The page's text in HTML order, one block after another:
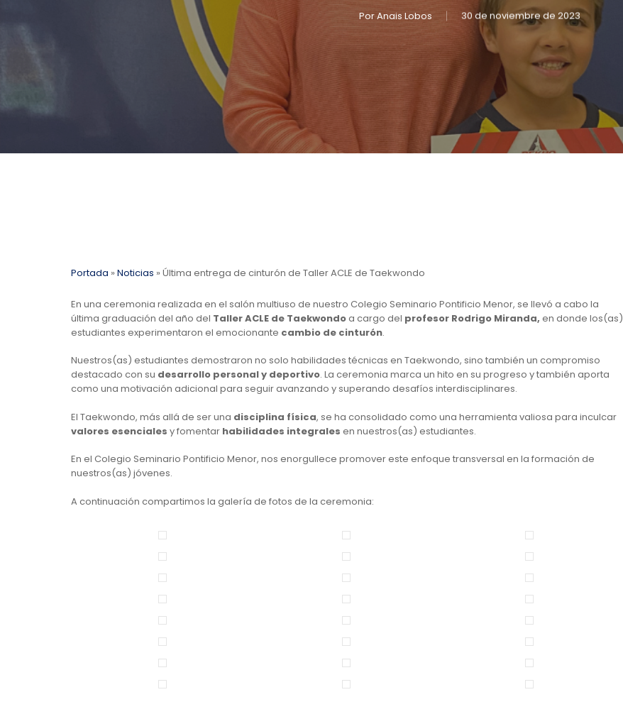
PorAnais Lobos 30 de noviembre de 2023
Portada » Noticias » Última entrega de cinturón de Taller ACLE de Taekwondo
En una ceremonia realizada en el salón multiuso de nuestro Colegio Seminario Pontificio Menor, se llevó a cabo la
última graduación del año del Taller ACLE de Taekwondoa cargo del profesor Rodrigo Miranda, en donde los(as)
estudiantes experimentaron el emocionante cambio de cinturón.
Nuestros(as) estudiantes demostraron no solo habilidades técnicas en Taekwondo, sino también un compromiso
destacado con su desarrollo personal y deportivo. La ceremonia marca un hito en su progreso y también aporta
como una motivación adicional para seguir avanzando y superando desafíos interdisciplinares.
El Taekwondo, más allá de ser una disciplina física, se ha consolidado como una herramienta valiosa para inculcar
valores esenciales y fomentar habilidades integrales en nuestros(as) estudiantes.
En el Colegio Seminario Pontificio Menor, nos enorgullece promover este enfoque transversal en la formación de
nuestros(as) jóvenes.
A continuación compartimos la galería de fotos de la ceremonia: